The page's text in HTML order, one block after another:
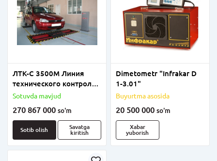
ЛТК-С 3500М Линия
технического контроля
для проверки
легковых автомобилей
и микроавтобусов, в том
числе полноприводных,
Sotuvda mavjud
270 867 000 so'm
Sotib olish
Savatga
kiritish
Dimetometr "Infrakar D
1-3.01"
Buyurtma asosida
20 500 000 so'm
Xabar
yuborish